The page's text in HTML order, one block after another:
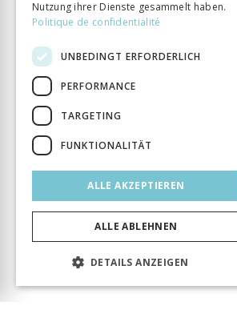
Nutzung ihrer Dienste gesammelt haben.
Politique de confidentialité
UNBEDINGT ERFORDERLICH
PERFORMANCE
TARGETING
FUNKTIONALITÄT
ALLE AKZEPTIEREN
ALLE ABLEHNEN
DETAILS ANZEIGEN